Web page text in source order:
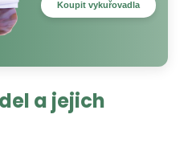
Koupit vykuřovadla
a jejich